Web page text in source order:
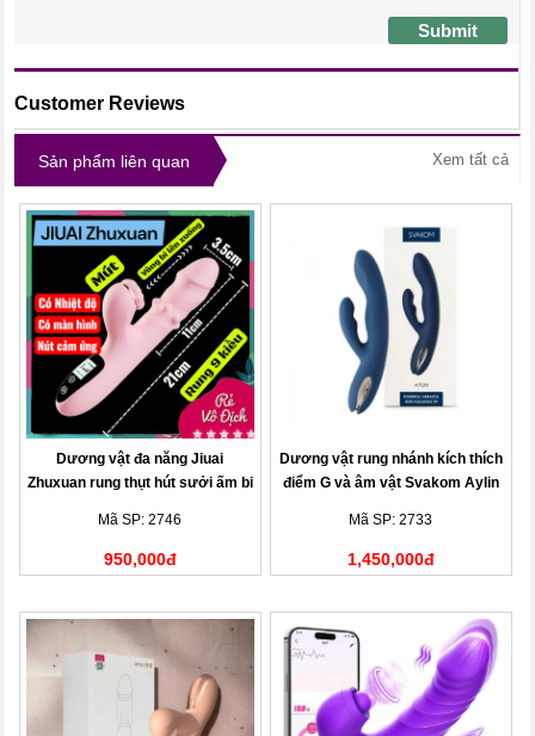
Submit
Customer Reviews
Sản phẩm liên quan Xem tất cả
Dương vật đa năng Jiuai
Zhuxuan rung thụt hút sưởi ấm bi
Mã SP: 2746
950,000đ
Dương vật rung nhánh kích thích
điểm G và âm vật Svakom Aylin
Mã SP: 2733
1,450,000đ